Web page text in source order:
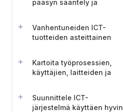
pääsyn sääntely ja
Vanhentuneiden ICT-
tuotteiden asteittainen
Kartoita työprosessien,
käyttäjien, laitteiden ja
Suunnittele ICT-
järjestelmä käyttäen hyvin